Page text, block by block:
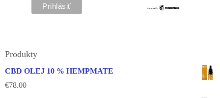
Produkty
CBD OLEJ 10 % HEMPMATE
€78.00